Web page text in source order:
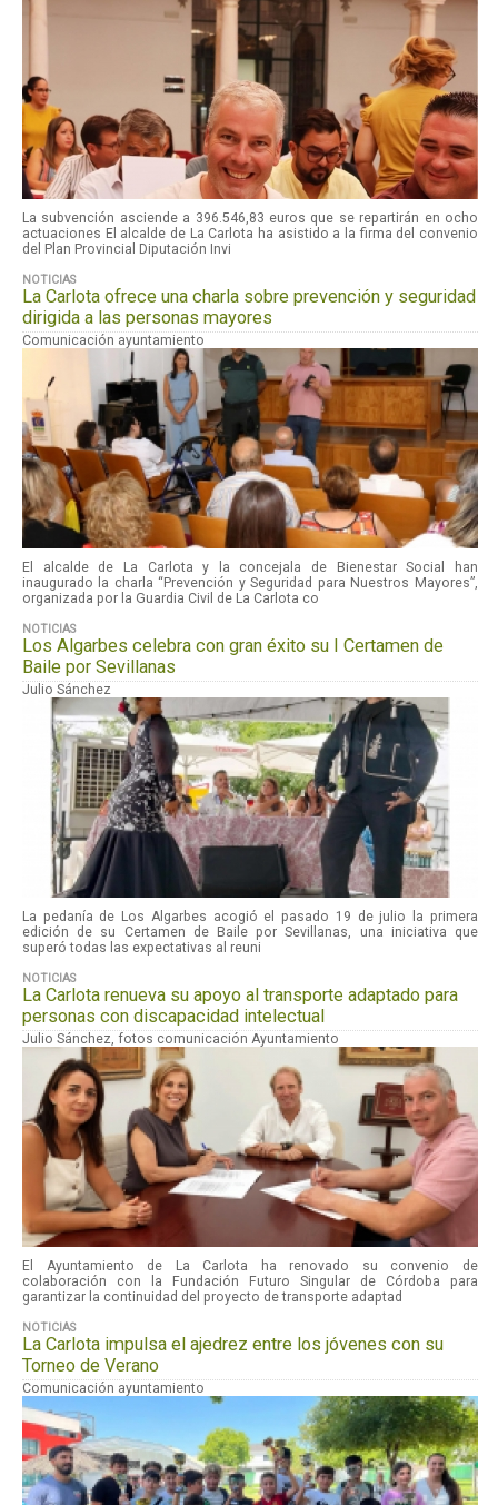
La subvención asciende a 396.546,83 euros que se repartirán en ocho
actuaciones El alcalde de La Carlota ha asistido a la firma del convenio
del Plan Provincial Diputación Invi
NOTICIAS
La Carlota ofrece una charla sobre prevención y seguridad
dirigida a las personas mayores
Comunicación ayuntamiento
El alcalde de La Carlota y la concejala de Bienestar Social han
inaugurado la charla “Prevención y Seguridad para Nuestros Mayores”,
organizada por la Guardia Civil de La Carlota co
NOTICIAS
Los Algarbes celebra con gran éxito su I Certamen de
Baile por Sevillanas
Julio Sánchez
La pedanía de Los Algarbes acogió el pasado 19 de julio la primera
edición de su Certamen de Baile por Sevillanas, una iniciativa que
superó todas las expectativas al reuni
NOTICIAS
La Carlota renueva su apoyo al transporte adaptado para
personas con discapacidad intelectual
Julio Sánchez, fotos comunicación Ayuntamiento
El Ayuntamiento de La Carlota ha renovado su convenio de
colaboración con la Fundación Futuro Singular de Córdoba para
garantizar la continuidad del proyecto de transporte adaptad
NOTICIAS
La Carlota impulsa el ajedrez entre los jóvenes con su
Torneo de Verano
Comunicación ayuntamiento